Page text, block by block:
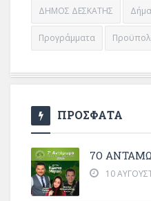
ΔΗΜΟΣ ΔΕΣΚΑΤΗΣ
Προγράμματα
ΠΡΟΣΦΑΤΑ
7Ο
10